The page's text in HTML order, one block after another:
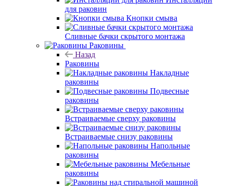
для раковин
Кнопки смыва
Сливные бачки скрытого монтажа
Раковины
Назад
Раковины
Накладные
раковины
Подвесные
раковины
Встраиваемые сверху раковины
Встраиваемые снизу раковины
Напольные
раковины
Мебельные
раковины